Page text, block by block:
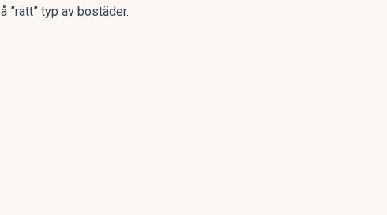
”rätt” typ av bostäder.